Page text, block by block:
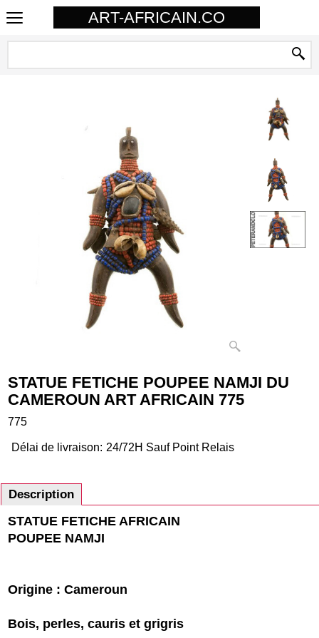
ART-AFRICAIN.CO
STATUE FETICHE POUPEE NAMJI DU
CAMEROUN ART AFRICAIN 775
775
Délai de livraison: 24/72H Sauf Point Relais
Description
STATUE FETICHE AFRICAIN
POUPEE NAMJI
Origine : Cameroun
Bois, perles, cauris et grigris